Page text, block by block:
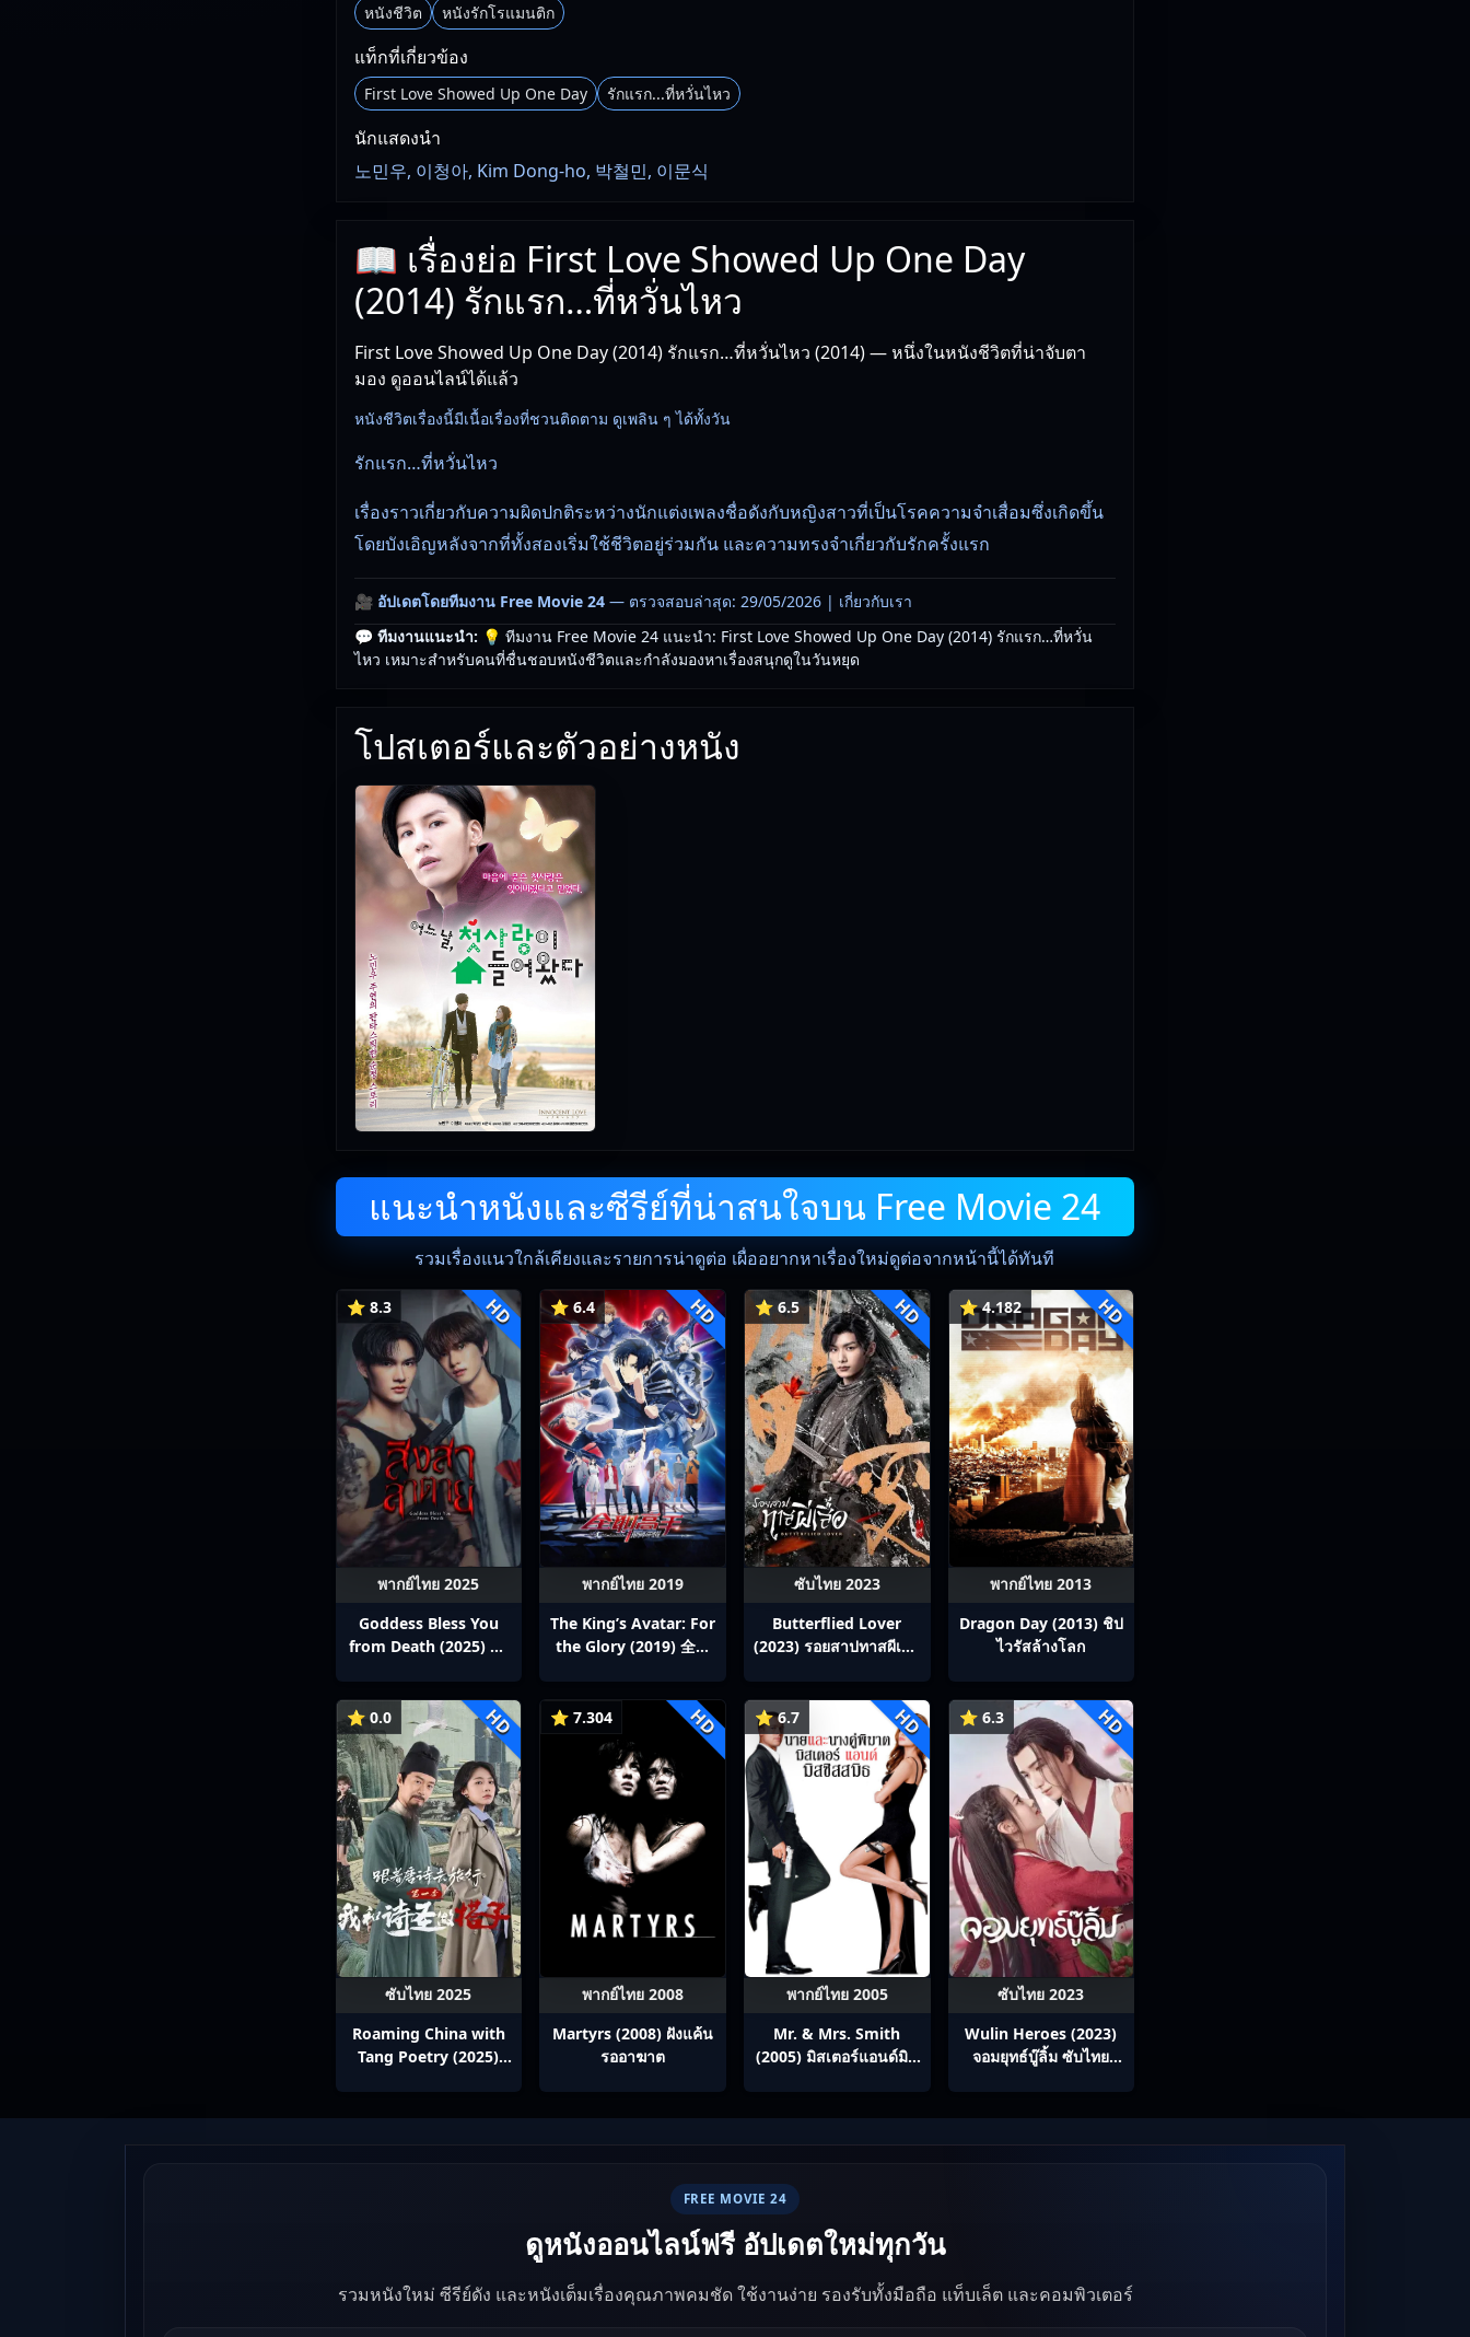
หนังชีวิต หนังรักโรแมนติก
แท็กที่เกี่ยวข้อง
First Love Showed Up One Day รักแรก...ที่หวั่นไหว
นักแสดงนำ
노민우, 이청아, Kim Dong-ho, 박철민, 이문식
📖 เรื่องย่อ First Love Showed Up One Day
(2014) รักแรก…ที่หวั่นไหว
First Love Showed Up One Day (2014) รักแรก…ที่หวั่นไหว (2014) — หนึ่งในหนังชีวิตที่น่าจับตา
มอง ดูออนไลน์ได้แล้ว
หนังชีวิตเรื่องนี้มีเนื้อเรื่องที่ชวนติดตาม ดูเพลิน ๆ ได้ทั้งวัน
รักแรก…ที่หวั่นไหว
เรื่องราวเกี่ยวกับความผิดปกติระหว่างนักแต่งเพลงชื่อดังกับหญิงสาวที่เป็นโรคความจำเสื่อมซึ่งเกิดขึ้น
โดยบังเอิญหลังจากที่ทั้งสองเริ่มใช้ชีวิตอยู่ร่วมกัน และความทรงจำเกี่ยวกับรักครั้งแรก
🎥 อัปเดตโดยทีมงาน Free Movie 24— ตรวจสอบล่าสุด: 29/05/2026 | เกี่ยวกับเรา
💬 ทีมงานแนะนำ: 💡 ทีมงาน Free Movie 24 แนะนำ: First Love Showed Up One Day (2014) รักแรก…ที่หวั่น
ไหว เหมาะสำหรับคนที่ชื่นชอบหนังชีวิตและกำลังมองหาเรื่องสนุกดูในวันหยุด
โปสเตอร์และตัวอย่างหนัง
แนะนำหนังและซีรีย์ที่น่าสนใจบน Free Movie 24
รวมเรื่องแนวใกล้เคียงและรายการน่าดูต่อ เผื่ออยากหาเรื่องใหม่ดูต่อจากหน้านี้ได้ทันที
⭐ 8.3 HD
พากย์ไทย 2025
Goddess Bless You
from Death (2025) สิง
⭐ 6.4 HD
พากย์ไทย 2019
The King’s Avatar: For
the Glory (2019) 全职
⭐ 6.5 HD
ซับไทย 2023
Butterflied Lover
(2023) รอยสาปทาสผีเสื้อ
⭐ 4.182 HD
พากย์ไทย 2013
Dragon Day (2013) ชิป
ไวรัสล้างโลก
⭐ 0.0 HD
ซับไทย 2025
Roaming China with
Tang Poetry (2025)
ปรมาจารย์กวี ซับไทย
⭐ 7.304 HD
พากย์ไทย 2008
Martyrs (2008) ฝังแค้น
รออาฆาต
⭐ 6.7 HD
พากย์ไทย 2005
Mr. & Mrs. Smith
(2005) มิสเตอร์แอนด์มิส
⭐ 6.3 HD
ซับไทย 2023
Wulin Heroes (2023)
จอมยุทธ์บู๊ลิ้ม ซับไทย
FREE MOVIE 24
ดูหนังออนไลน์ฟรี อัปเดตใหม่ทุกวัน
รวมหนังใหม่ ซีรีย์ดัง และหนังเต็มเรื่องคุณภาพคมชัด ใช้งานง่าย รองรับทั้งมือถือ แท็บเล็ต และคอมพิวเตอร์